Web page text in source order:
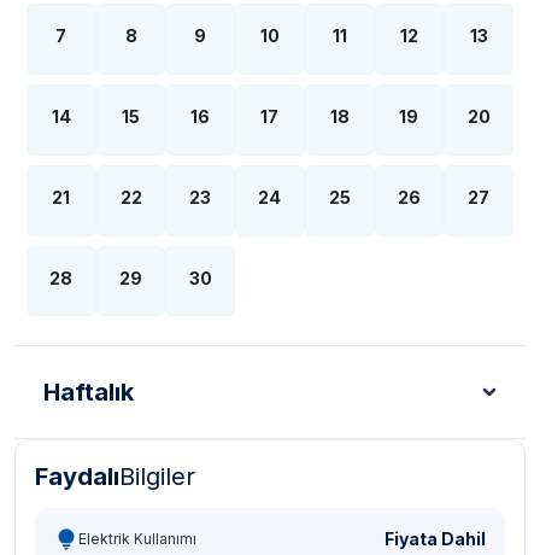
7 8 9 10 11 12 13
14 15 16 17 18 19 20
21 22 23 24 25 26 27
28 29 30
Haftalık
Türk Lirası - TL
FaydalıBilgiler
Elektrik Kullanımı Fiyata Dahil